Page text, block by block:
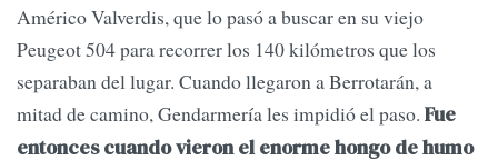
Américo Valverdis, que lo pasó a buscar en su viejo
Peugeot 504 para recorrer los 140 kilómetros que los
separaban del lugar. Cuando llegaron a Berrotarán, a
mitad de camino, Gendarmería les impidió el paso. Fue
entonces cuando vieron el enorme hongo de humo